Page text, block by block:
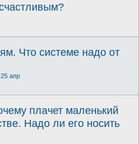
Что системе надо от
25 апр
плачет маленький
Надо ли его носить